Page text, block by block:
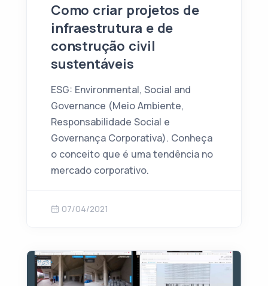
Como criar projetos de
infraestrutura e de
construção civil
sustentáveis
ESG: Environmental, Social and
Governance (Meio Ambiente,
Responsabilidade Social e
Governança Corporativa). Conheça
o conceito que é uma tendência no
mercado corporativo.
07/04/2021